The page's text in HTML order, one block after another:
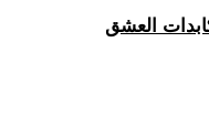
العشق